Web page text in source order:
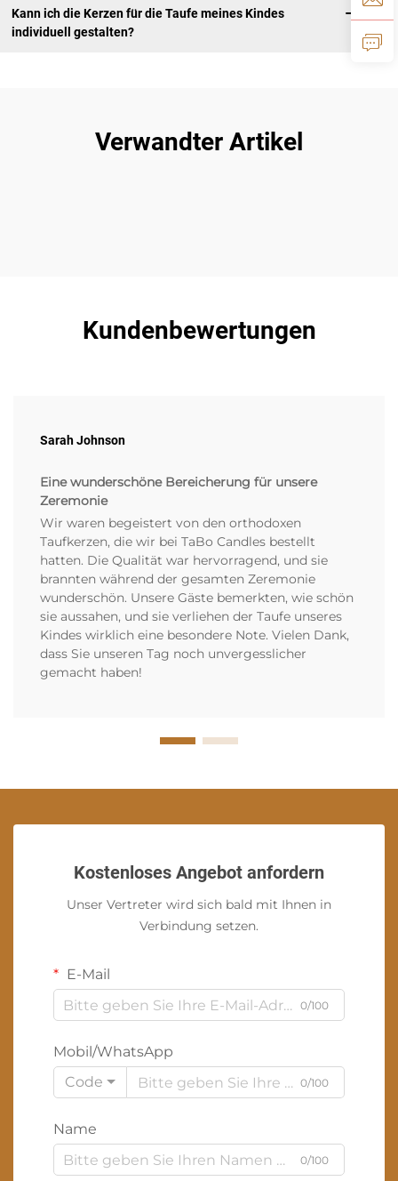
Kann ich die Kerzen für die Taufe meines Kindes
individuell gestalten?
Verwandter Artikel
Kundenbewertungen
Sarah Johnson
Eine wunderschöne Bereicherung für unsere
Zeremonie
Wir waren begeistert von den orthodoxen
Taufkerzen, die wir bei TaBo Candles bestellt
hatten. Die Qualität war hervorragend, und sie
brannten während der gesamten Zeremonie
wunderschön. Unsere Gäste bemerkten, wie schön
sie aussahen, und sie verliehen der Taufe unseres
Kindes wirklich eine besondere Note. Vielen Dank,
dass Sie unseren Tag noch unvergesslicher
gemacht haben!
Kostenloses Angebot anfordern
Unser Vertreter wird sich bald mit Ihnen in
Verbindung setzen.
E-Mail
0/100
Mobil/WhatsApp
Code
0/100
Name
0/100